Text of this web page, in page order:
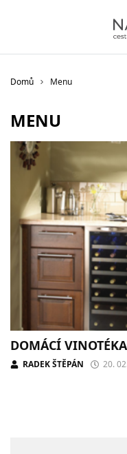
Domů Menu
MENU
DOMÁCÍ
RADEK ŠTĚPÁN 20.